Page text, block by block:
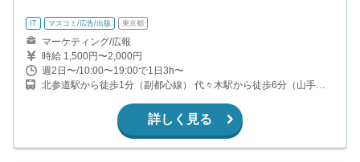
IT マスコミ/広告/出版 東京都
マーケティング/広報
時給 1,500円〜2,000円
週2日〜/10:00〜19:00で1日3h〜
北参道駅から徒歩1分（副都心線） 代々木駅から徒歩6分（山手
から徒歩12分（JR線、小田急、京王他） 南新宿駅から徒歩8分（小
詳しく見る